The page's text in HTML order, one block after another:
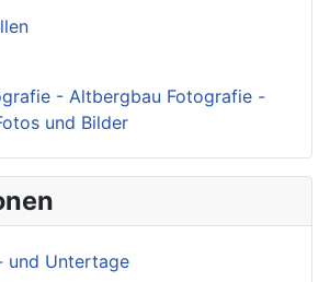
- Altbergbau Fotografie -
und Bilder
und Untertage